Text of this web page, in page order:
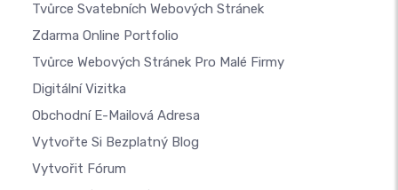
Tvůrce Svatebních Webových Stránek
Zdarma Online Portfolio
Tvůrce Webových Stránek Pro Malé Firmy
Digitální Vizitka
Obchodní E-Mailová Adresa
Vytvořte Si Bezplatný Blog
Vytvořit Fórum